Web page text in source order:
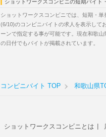
ショットワークスコンビニの短期バイト
ショットワークスコンビニでは、短期・
(6/10)のコンビニバイトの求人を表示して
ーンで指定する事が可能です。現在和歌
の日付でもバイトが掲載されています。
コンビニバイト TOP 和歌山県
ショットワークスコンビニとは